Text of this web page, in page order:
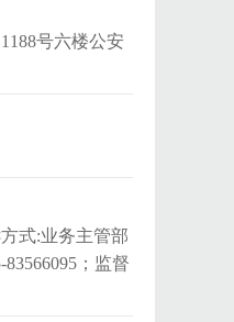
号六楼公安
式:业务主管部
；监督